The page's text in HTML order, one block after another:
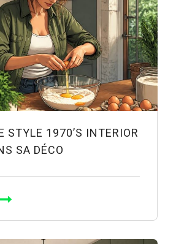
STYLE 1970’S INTERIOR
SA DÉCO